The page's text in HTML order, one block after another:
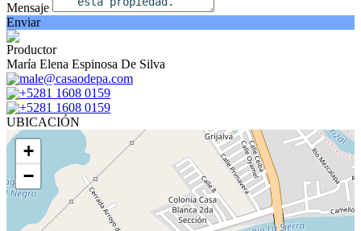
Mensaje
Enviar
Productor
María Elena Espinosa De Silva
male@casaodepa.com
+5281 1608 0159
+5281 1608 0159
UBICACIÓN
+
−